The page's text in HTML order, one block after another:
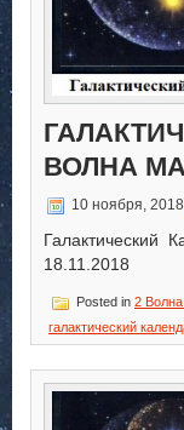
ВОЛНА
10 ноября, 2018
Галактический
18.11.2018
Posted in 2
галактический